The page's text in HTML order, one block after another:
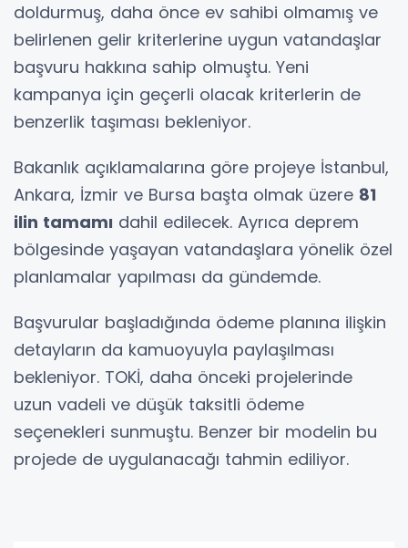
doldurmuş, daha önce ev sahibi olmamış ve
belirlenen gelir kriterlerine uygun vatandaşlar
başvuru hakkına sahip olmuştu. Yeni
kampanya için geçerli olacak kriterlerin de
benzerlik taşıması bekleniyor.
Bakanlık açıklamalarına göre projeye İstanbul,
Ankara, İzmir ve Bursa başta olmak üzere 81
ilin tamamı dahil edilecek. Ayrıca deprem
bölgesinde yaşayan vatandaşlara yönelik özel
planlamalar yapılması da gündemde.
Başvurular başladığında ödeme planına ilişkin
detayların da kamuoyuyla paylaşılması
bekleniyor. TOKİ, daha önceki projelerinde
uzun vadeli ve düşük taksitli ödeme
seçenekleri sunmuştu. Benzer bir modelin bu
projede de uygulanacağı tahmin ediliyor.